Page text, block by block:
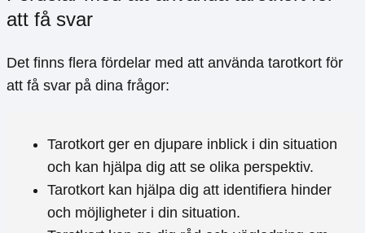
att få svar
Det finns flera fördelar med att använda tarotkort för
att få svar på dina frågor:
Tarotkort ger en djupare inblick i din situation
och kan hjälpa dig att se olika perspektiv.
Tarotkort kan hjälpa dig att identifiera hinder
och möjligheter i din situation.